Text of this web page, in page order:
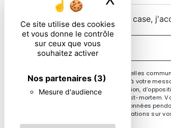
Ce site utilise des cookies
et vous donne le contrôle
sur ceux que vous
souhaitez activer
Nos partenaires (3)
Mesure d'audience
En cochant cette case,
** Les données personnelles
le seul but de répondre à votre
de portabilité, de limitation,
sort de vos données post-mortem.
Nous conservons vos données
cnil.fr pour plus d’informations sur